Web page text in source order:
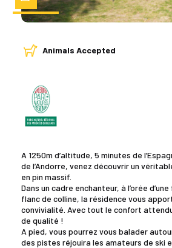
Animals Accepted
A 1250m d’altitude, 5 minutes de
de l’Andorre, venez découvrir un
en pin massif.
Dans un cadre enchanteur, à l’orée
flanc de colline, la résidence vous
convivialité. Avec tout le confort
de qualité !
A pied, vous pourrez vous balader
des pistes réjouira les amateurs de ski